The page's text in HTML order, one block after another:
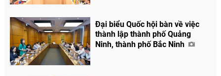
Đại biểu Quốc hội bàn về việc
thành lập thành phố Quảng
Ninh, thành phố Bắc Ninh